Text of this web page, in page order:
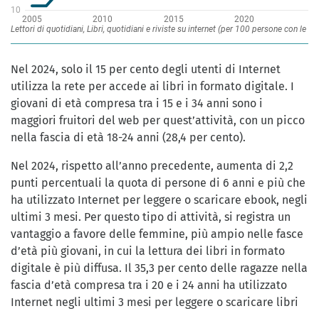
Nel 2024, solo il 15 per cento degli utenti di Internet
utilizza la rete per accede ai libri in formato digitale. I
giovani di età compresa tra i 15 e i 34 anni sono i
maggiori fruitori del web per quest’attività, con un picco
nella fascia di età 18-24 anni (28,4 per cento).
Nel 2024, rispetto all’anno precedente, aumenta di 2,2
punti percentuali la quota di persone di 6 anni e più che
ha utilizzato Internet per leggere o scaricare ebook, negli
ultimi 3 mesi. Per questo tipo di attività, si registra un
vantaggio a favore delle femmine, più ampio nelle fasce
d’età più giovani, in cui la lettura dei libri in formato
digitale è più diffusa. Il 35,3 per cento delle ragazze nella
fascia d’età compresa tra i 20 e i 24 anni ha utilizzato
Internet negli ultimi 3 mesi per leggere o scaricare libri